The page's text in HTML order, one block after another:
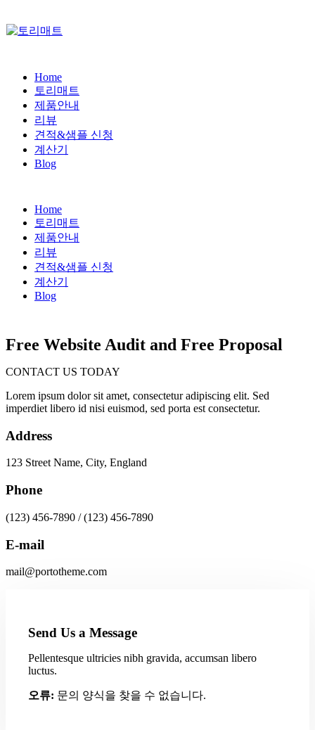
Home
토리매트
제품안내
리뷰
견적&샘플 신청
계산기
Blog
Home
토리매트
제품안내
리뷰
견적&샘플 신청
계산기
Blog
Free Website Audit and Free Proposal
CONTACT US TODAY
Lorem ipsum dolor sit amet, consectetur adipiscing elit. Sed
imperdiet libero id nisi euismod, sed porta est consectetur.
Address
123 Street Name, City, England
Phone
(123) 456-7890 / (123) 456-7890
E-mail
mail@portotheme.com
Send Us a Message
Pellentesque ultricies nibh gravida, accumsan libero
luctus.
오류: 문의 양식을 찾을 수 없습니다.